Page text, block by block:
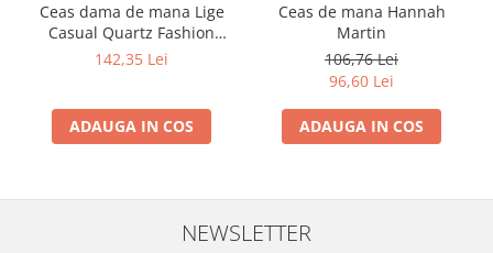
Ceas dama de mana Lige
Casual Quartz Fashion
Analog Negru
142,35 Lei
ADAUGA IN COS
Ceas de mana Hannah
Martin
106,76 Lei
96,60 Lei
ADAUGA IN COS
NEWSLETTER